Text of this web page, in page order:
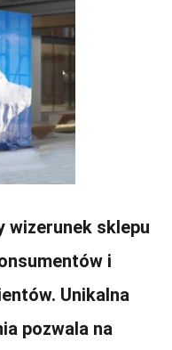
wizerunek sklepu
i
Unikalna
pozwala na